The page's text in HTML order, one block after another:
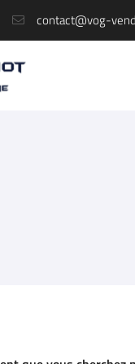
nos propositions commerciales à